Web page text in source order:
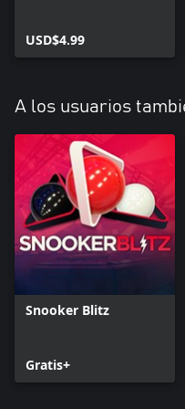
USD$4.99
A los usuarios
Snooker Blitz
Gratis+